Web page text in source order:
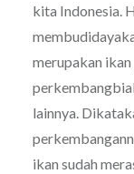
kita Indonesia.
merupakan
lainnya.
ikan sudah